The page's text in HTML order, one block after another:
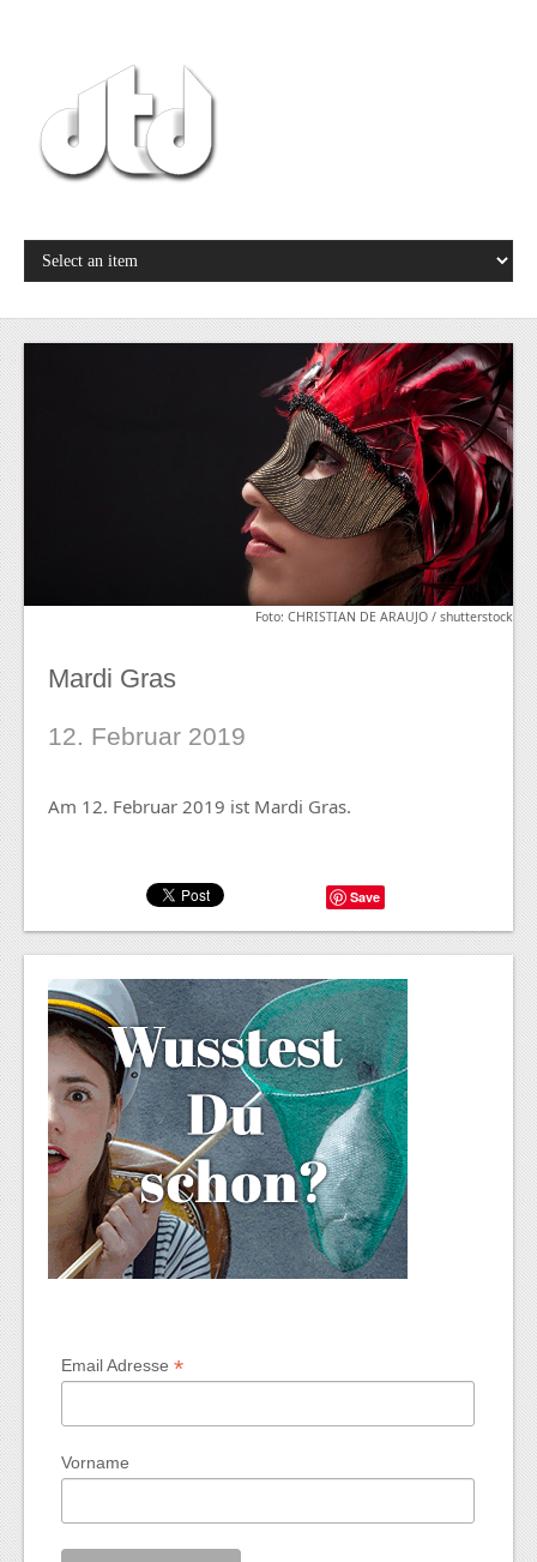
Foto: CHRISTIAN DE ARAUJO / shutterstock
Mardi Gras
12. Februar 2019
Am 12. Februar 2019 ist Mardi Gras.
Save
Email Adresse*
Vorname